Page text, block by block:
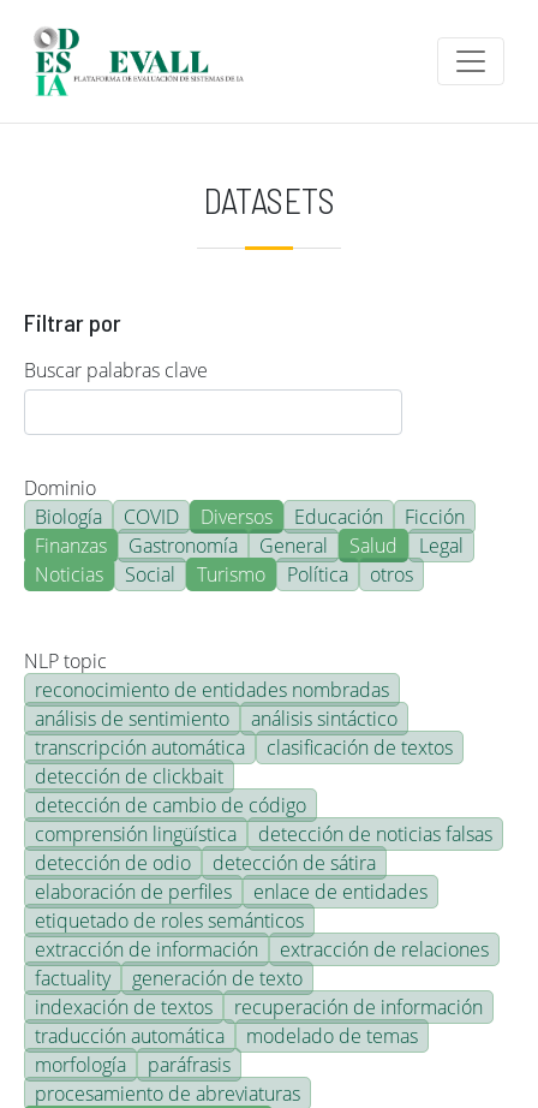
DATASETS
Filtrar por
Buscar palabras clave
Dominio
Biología
COVID Diversos Educación
Ficción
Finanzas
Gastronomía General Salud
Legal
Noticias
Social Turismo Política otros
NLP topic
reconocimiento de entidades nombradas
análisis de sentimiento
análisis sintáctico
transcripción automática
clasificación de textos
detección de clickbait
detección de cambio de código
comprensión lingüística
detección de noticias falsas
detección de odio
detección de sátira
elaboración de perfiles
enlace de entidades
etiquetado de roles semánticos
extracción de información
extracción de relaciones
factuality
generación de texto
indexación de textos
recuperación de información
traducción automática
modelado de temas
morfología
paráfrasis
procesamiento de abreviaturas